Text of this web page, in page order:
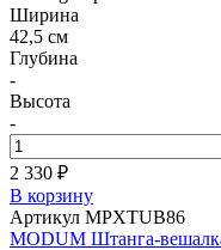
Ширина
42,5 см
Глубина
-
Высота
-
2 330 ₽
В корзину
Артикул MPXTUB86
MODUM Штанга-